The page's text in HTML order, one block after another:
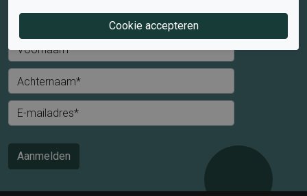
Meneer
Voornaam*
Achternaam*
E-mailadres*
Aanmelden